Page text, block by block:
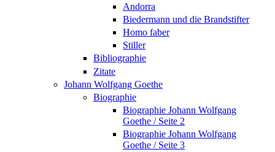
Andorra
Biedermann und die Brandstifter
Homo faber
Stiller
Bibliographie
Zitate
Johann Wolfgang Goethe
Biographie
Biographie Johann Wolfgang
Goethe / Seite 2
Biographie Johann Wolfgang
Goethe / Seite 3